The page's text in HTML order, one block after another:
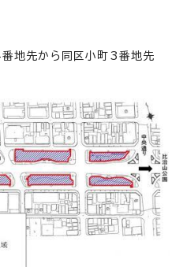
地先から同区小町3番地先